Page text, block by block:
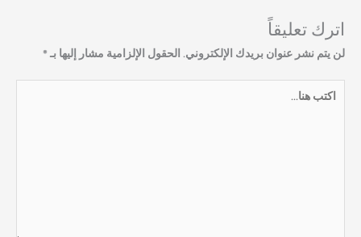
اترك تعليقاً
لن يتم نشر عنوان بريدك الإلكتروني. الحقول الإلزامية مشار إليها بـ*
اكتب
هنا...